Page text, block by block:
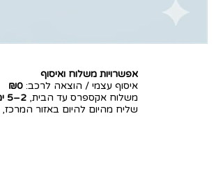
אפשרויות משלוח ואיסוף
איסוף עצמי / הוצאה לרכב: ₪0
משלוח אקספרס עד הבית, 2–5 ימי עסקים
שליח מהיום להיום באזור המרכז,